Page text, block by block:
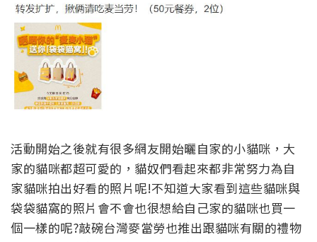
活動開始之後就有很多網友開始曬自家的小貓咪，大
家的貓咪都超可愛的，貓奴們看起來都非常努力為自
家貓咪拍出好看的照片呢!不知道大家看到這些貓咪與
袋袋貓窩的照片會不會也很想給自己家的貓咪也買一
個一樣的呢?敲碗台灣麥當勞也推出跟貓咪有關的禮物